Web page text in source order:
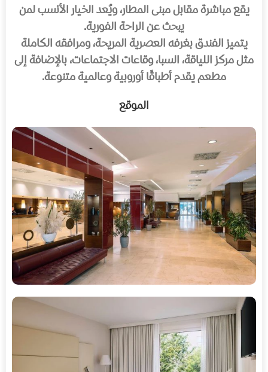
يقع مباشرة مقابل مبنى المطار، ويُعد الخيار الأنسب لمن
يبحث عن الراحة الفورية.
يتميز الفندق بغرفه العصرية المريحة، ومرافقه الكاملة
مثل مركز اللياقة، السبا، وقاعات الاجتماعات، بالإضافة إلى
مطعم يقدم أطباقًا أوروبية وعالمية متنوعة.
الموقع